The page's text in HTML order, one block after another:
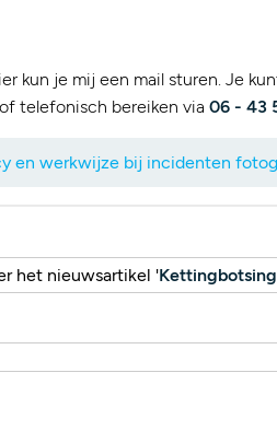
kun je mij een mail sturen. Je
of telefonisch bereiken via 06 - 43
en werkwijze bij incidenten
het nieuwsartikel '